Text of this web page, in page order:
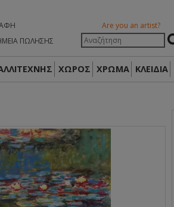
ΠΩΛΗΣΗΣ
Are you an artist?
ΧΩΡΟΣ ΧΡΩΜΑ ΚΛΕΙΔΙΑ